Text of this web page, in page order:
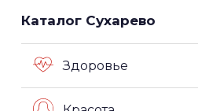
Каталог Сухарево
Здоровье